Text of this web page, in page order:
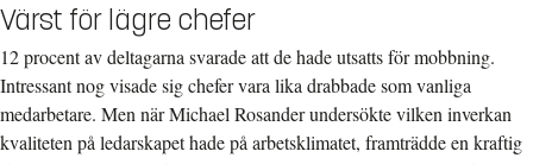
Värst för lägre chefer
12 procent av deltagarna svarade att de hade utsatts för mobbning.
Intressant nog visade sig chefer vara lika drabbade som vanliga
medarbetare. Men när Michael Rosander undersökte vilken inverkan
kvaliteten på ledarskapet hade på arbetsklimatet, framträdde en kraftig